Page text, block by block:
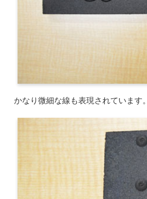
かなり微細な線も表現されています。